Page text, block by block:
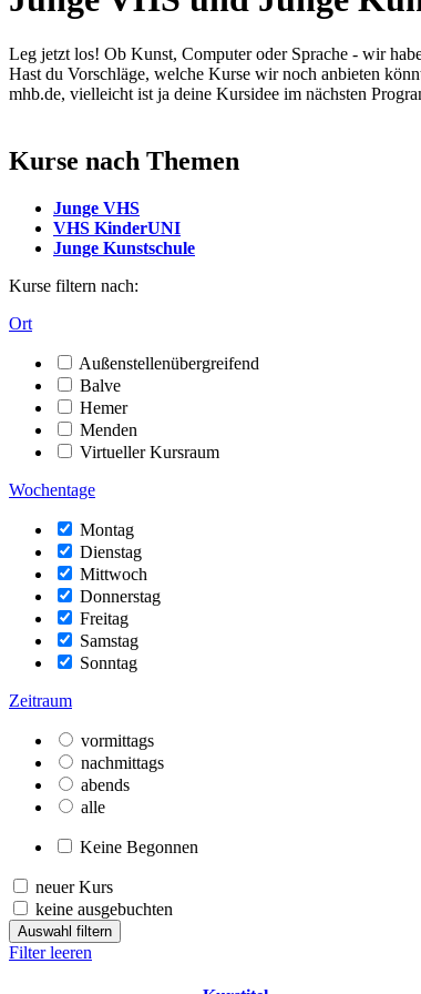
Leg jetzt los! Ob Kunst, Computer oder Sprache - wir
Hast du Vorschläge, welche Kurse wir noch anbieten
mhb.de, vielleicht ist ja deine Kursidee im nächsten
Kurse nach Themen
Junge VHS
VHS KinderUNI
Junge Kunstschule
Kurse filtern nach:
Ort
Außenstellenübergreifend
Balve
Hemer
Menden
Virtueller Kursraum
Wochentage
Montag
Dienstag
Mittwoch
Donnerstag
Freitag
Samstag
Sonntag
Zeitraum
vormittags
nachmittags
abends
alle
Keine Begonnen
neuer Kurs
keine ausgebuchten
Auswahl filtern
Filter leeren